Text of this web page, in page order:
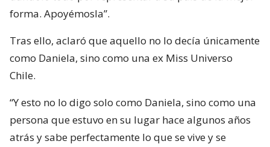
forma. Apoyémosla”.
Tras ello, aclaró que aquello no lo decía únicamente
como Daniela, sino como una ex Miss Universo
Chile.
“Y esto no lo digo solo como Daniela, sino como una
persona que estuvo en su lugar hace algunos años
atrás y sabe perfectamente lo que se vive y se